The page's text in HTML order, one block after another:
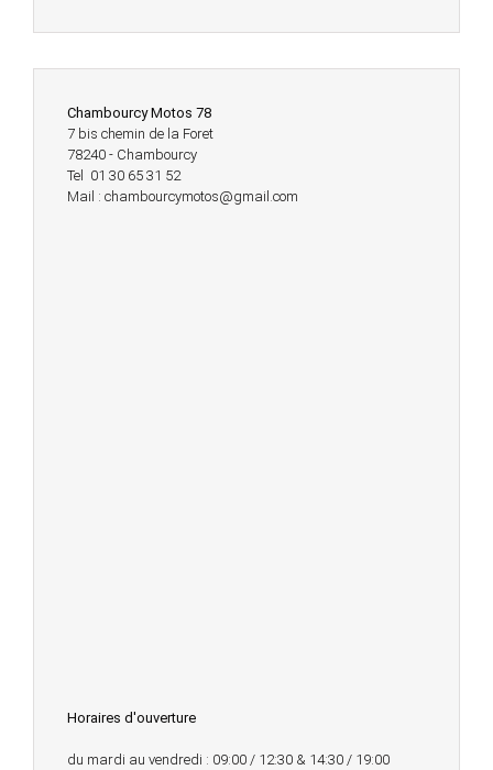
Chambourcy Motos 78
7 bis chemin de la Foret
78240 - Chambourcy
Tel 01 30 65 31 52
Mail : chambourcymotos@gmail.com
Horaires d'ouverture
du mardi au vendredi : 09:00 / 12:30 & 14:30 / 19:00